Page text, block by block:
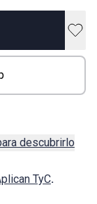
descubrirlo
TyC.